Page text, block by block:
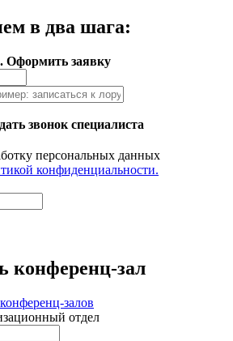
в два шага:
Оформить заявку
звонок специалиста
персональных данных
конфиденциальности.
конференц-зал
залов
отдел